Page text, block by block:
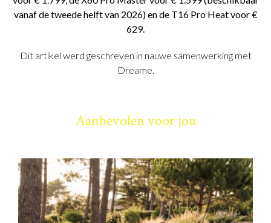
vanaf de tweede helft van 2026) en de T16 Pro Heat voor €
629.
Dit artikel werd geschreven in nauwe samenwerking met
Dreame.
Aanbevolen voor jou